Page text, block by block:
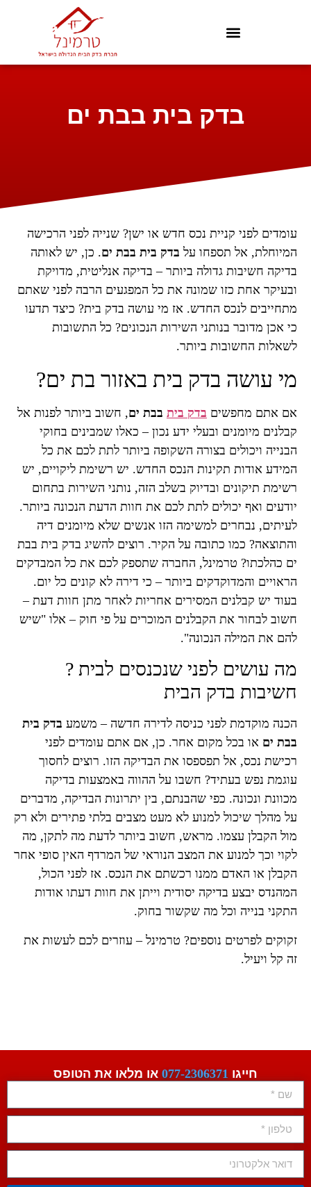
בדק בית בבת ים
עומדים לפני קניית נכס חדש או ישן? שנייה לפני הרכישה
המיוחלת, אל תספחו על בדק בית בבת ים. כן, יש לאותה
בדיקה חשיבות גדולה ביותר – בדיקה אנליטית, מדויקת
ובעיקר אחת כזו שמונה את כל המפגעים הרבה לפני שאתם
מתחייבים לנכס החדש. אז מי עושה בדק בית? כיצד תדעו
כי אכן מדובר בנותני השירות הנכונים? כל התשובות
לשאלות החשובות ביותר.
מי עושה בדק בית באזור בת ים?
אם אתם מחפשים בדק בית בבת ים, חשוב ביותר לפנות אל
קבלנים מיומנים ובעלי ידע נכון – כאלו שמבינים בחוקי
הבנייה ויכולים בצורה השקופה ביותר לתת לכם את כל
המידע אודות תקינות הנכס החדש. יש רשימת ליקויים, יש
רשימת תיקונים ובדיוק בשלב הזה, נותני השירות בתחום
יודעים ואף יכולים לתת לכם את חוות הדעת הנכונה ביותר.
לעיתים, נבחרים למשימה הזו אנשים שלא מיומנים דיה
והתוצאה? כמו כתובה על הקיר. רוצים להשיג בדק בית בבת
ים כהלכתו? טרמינל, החברה שתספק לכם את כל המבדקים
הראויים והמדוקדקים ביותר – כי דירה לא קונים כל יום.
בעוד יש קבלנים המסירים אחריות לאחר מתן חוות דעת –
חשוב לבחור את הקבלנים המוכרים על פי חוק – אלו "שיש
להם את המילה הנכונה".
מה עושים לפני שנכנסים לבית ?
חשיבות בדק הבית
הכנה מוקדמת לפני כניסה לדירה חדשה – משמע בדק בית
בבת ים או בכל מקום אחר. כן, אם אתם עומדים לפני
רכישת נכס, אל תפספסו את הבדיקה הזו. רוצים לחסוך
עוגמת נפש בעתיד? חשבו על ההווה באמצעות בדיקה
מכוונת ונכונה. כפי שהבנתם, בין יתרונות הבדיקה, מדברים
על מהלך שיכול למנוע לא מעט מצבים בלתי פתירים ולא רק
מול הקבלן עצמו. מראש, חשוב ביותר לדעת מה לתקן, מה
לקוי וכך למנוע את המצב הנוראי של המרדף האין סופי אחר
הקבלן או האדם ממנו רכשתם את הנכס. אז לפני הכול,
המהנדס יבצע בדיקה יסודית וייתן את חוות דעתו אודות
התקני בנייה וכל מה שקשור בחוק.
זקוקים לפרטים נוספים? טרמינל – עוזרים לכם לעשות את
זה קל ויעיל.
חייגו 077-2306371 או מלאו את הטופס